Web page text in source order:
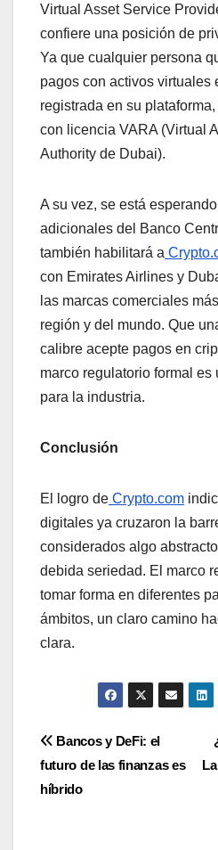
Virtual Asset Service
confiere una posición de
Ya que cualquier persona
pagos con activos virtuales
registrada en su
con licencia VARA (Virtual
Authority de Dubai).
A su vez, se está
adicionales del Banco
también habilitará a
con Emirates Airlines y
las marcas comerciales
región y del mundo. Que
calibre acepte pagos en
marco regulatorio formal es
para la industria.
Conclusión
El logro de Crypto.com
digitales ya cruzaron la
considerados algo
debida seriedad. El marco
tomar forma en diferentes
ámbitos, un claro camino
clara.
Navegación
de
Bancos y DeFi: el
futuro de las finanzas es
híbrido